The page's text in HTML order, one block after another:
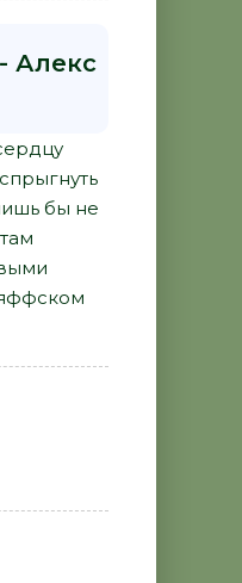
Алекс
бы не